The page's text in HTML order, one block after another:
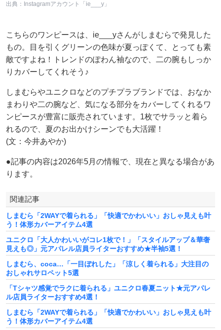
出典：Instagramアカウント「ie___y」
こちらのワンピースは、ie___yさんがしまむらで発見した
もの。目を引くグリーンの色味が夏っぽくて、とっても素
敵ですよね！トレンドのぽわん袖なので、二の腕もしっか
りカバーしてくれそう♪
しまむらやユニクロなどのプチプラブランドでは、おなか
まわりや二の腕など、気になる部分をカバーしてくれるワ
ンピースが豊富に販売されています。1枚でサラッと着ら
れるので、夏のお出かけシーンでも大活躍！
(文：今井あやか)
●記事の内容は2026年5月の情報で、現在と異なる場合があ
ります。
関連記事
しまむら「2WAYで着られる」「快適でかわいい」おしゃ見えも叶
う！体形カバーアイテム4選
ユニクロ「大人かわいいがコレ1枚で！」「スタイルアップ＆華奢
見えも◎」元アパレル店員ライターおすすめ★半袖5選！
しまむら、coca…「一目ぼれした」「涼しく着られる」大注目の
おしゃれサロペット5選
「Tシャツ感覚でラクに着られる」ユニクロ春夏ニット★元アパレ
ル店員ライターおすすめ4選！
しまむら「2WAYで着られる」「快適でかわいい」おしゃ見えも叶
う！体形カバーアイテム4選